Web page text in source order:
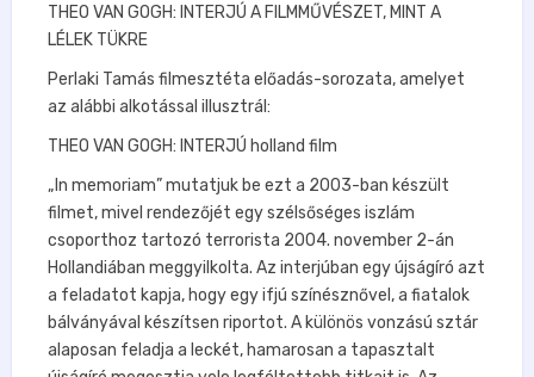
THEO VAN GOGH: INTERJÚ A FILMMŰVÉSZET, MINT A
LÉLEK TÜKRE
Perlaki Tamás filmesztéta előadás-sorozata, amelyet
az alábbi alkotással illusztrál:
THEO VAN GOGH: INTERJÚ holland film
„In memoriam” mutatjuk be ezt a 2003-ban készült
filmet, mivel rendezőjét egy szélsőséges iszlám
csoporthoz tartozó terrorista 2004. november 2-án
Hollandiában meggyilkolta. Az interjúban egy újságíró azt
a feladatot kapja, hogy egy ifjú színésznővel, a fiatalok
bálványával készítsen riportot. A különös vonzású sztár
alaposan feladja a leckét, hamarosan a tapasztalt